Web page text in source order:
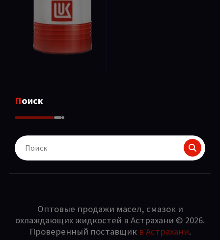
Поиск
Поиск
для:
Оптовые продажи масел, смазок и
охлаждающих жидкостей в Астрахани © 2026.
Проверенный поставщик в Астрахани.